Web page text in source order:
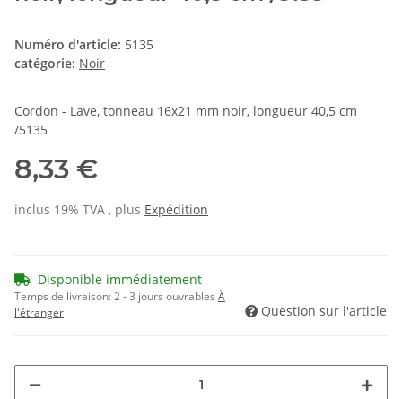
Numéro d'article: 5135
catégorie: Noir
Cordon - Lave, tonneau 16x21 mm noir, longueur 40,5 cm
/5135
8,33 €
inclus 19% TVA , plus Expédition
Disponible immédiatement
Temps de livraison:2 - 3 jours ouvrables À
l'étranger
Question sur l'article